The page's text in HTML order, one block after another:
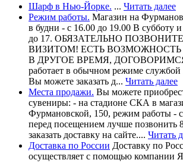
Шарф в Нью-Йорке. ... Читать далее
Режим работы. Магазин на
в будни - с 16.00 до 19.00 В субботу и
до 17. ОБЯЗАТЕЛЬНО
ВИЗИТОМ! ЕСТЬ ВОЗМОЖНОСТЬ
В ДРУГОЕ ВРЕМЯ, ДОГОВОРИМСЯ.
работает в обычном режиме службой
Вы можете заказать д... Читать далее
Места продажи. Вы можете
сувениры: - на стадионе СКА в
Фурмановской, 150, режим работы -
перед посещением лучше позвонить
заказать доставку на сайте.... Читать
Доставка по России Доставку по
осуществляет с помощью компании